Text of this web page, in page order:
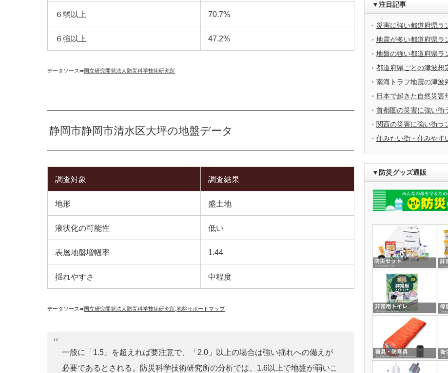
６弱以上 70.7%
６強以上 47.2%
データソース➡︎国立研究開発法人防災科学技術研究所
静岡市静岡市清水区大坪の地盤データ
調査対象 調査結果
地形 盛土地
液状化の可能性 低い
表層地盤増幅率 1.44
揺れやすさ 中程度
データソース➡︎国立研究開発法人防災科学技術研究所 地盤サポートマップ
一般に「1.5」を超えれば要注意で、「2.0」以上の場合は強い揺れへの備えが
必要であるとされる。防災科学技術研究所の分析では、1.6以上で地盤が弱いこ
▼注目記事
災害に強い都道府県ラ
地震が多い都道府県ラ
地盤の強い都道府県ラ
都道府県ごとの津波想
南海トラフ地震の津波
日本で起きた自然災害
首都圏の災害に強い街
関西の災害に強い街ラ
住みたい街・住みやす
▼防災グッズ通販